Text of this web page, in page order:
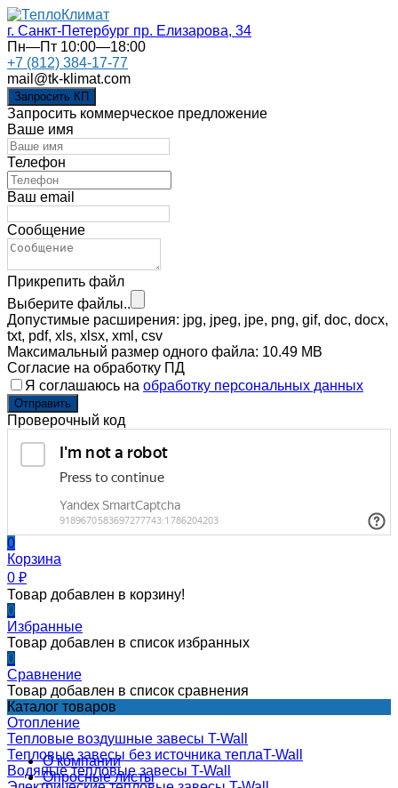
г. Санкт-Петербург пр. Елизарова, 34
Пн—Пт 10:00—18:00
+7 (812) 384-17-77
mail@tk-klimat.com
Запросить КП
Запросить коммерческое предложение
Ваше имя
Телефон
Ваш email
Сообщение
Прикрепить файл
Выберите файлы..
Допустимые расширения: jpg, jpeg, jpe, png, gif, doc, docx,
txt, pdf, xls, xlsx, xml, csv
Максимальный размер одного файла: 10.49 MB
Согласие на обработку ПД
Я соглашаюсь на обработку персональных данных
Отправить
Проверочный код
0
Корзина
0 ₽
Товар добавлен в корзину!
0
Избранные
Товар добавлен в список избранных
0
Сравнение
Товар добавлен в список сравнения
О компании
Опросные листы
Каталог товаров
Отопление
Тепловые воздушные завесы T-Wall
Тепловые завесы без источника теплаT-Wall
Водяные тепловые завесы T-Wall